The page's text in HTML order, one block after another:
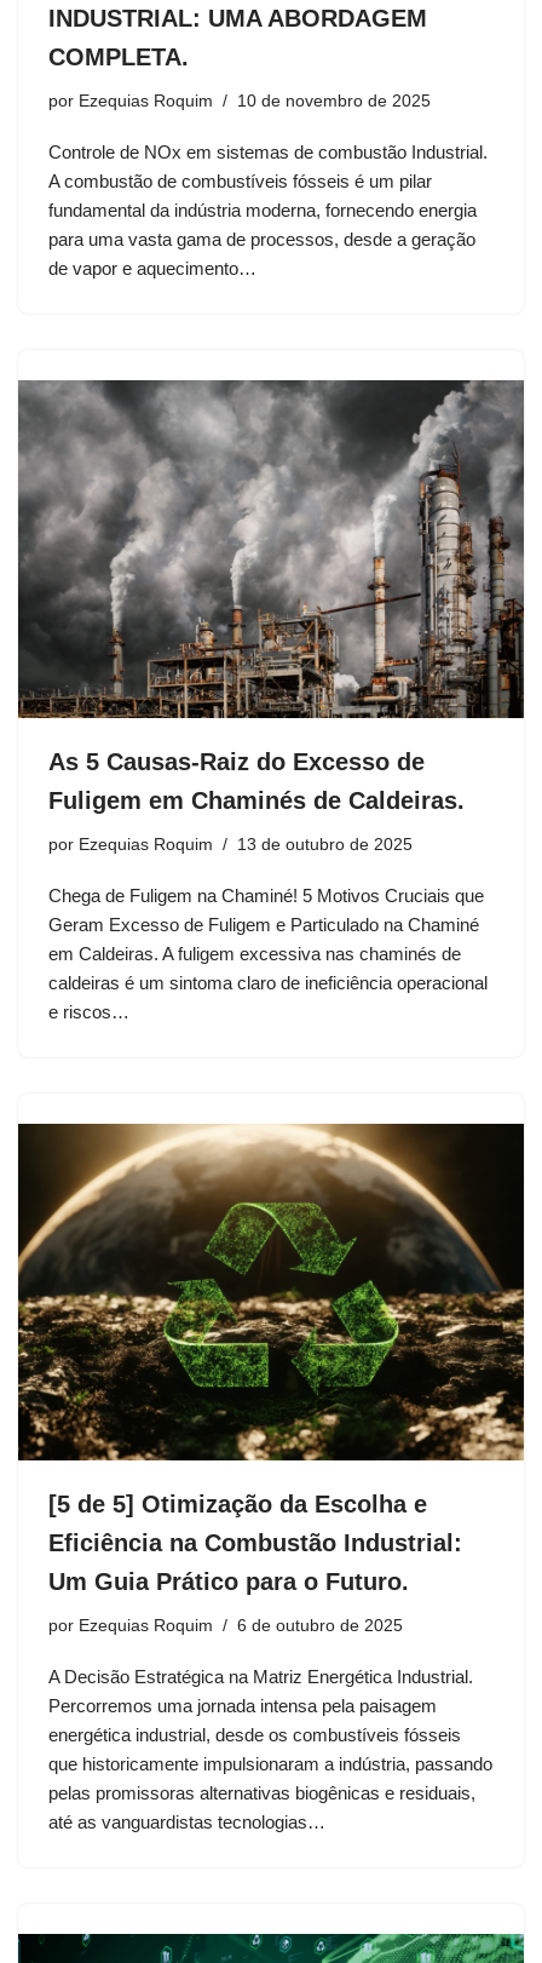
INDUSTRIAL: UMA ABORDAGEM
COMPLETA.
por Ezequias Roquim 10 de novembro de 2025
Controle de NOx em sistemas de combustão Industrial.
A combustão de combustíveis fósseis é um pilar
fundamental da indústria moderna, fornecendo energia
para uma vasta gama de processos, desde a geração
de vapor e aquecimento…
As 5 Causas-Raiz do Excesso de
Fuligem em Chaminés de Caldeiras.
por Ezequias Roquim 13 de outubro de 2025
Chega de Fuligem na Chaminé! 5 Motivos Cruciais que
Geram Excesso de Fuligem e Particulado na Chaminé
em Caldeiras. A fuligem excessiva nas chaminés de
caldeiras é um sintoma claro de ineficiência operacional
e riscos…
[5 de 5] Otimização da Escolha e
Eficiência na Combustão Industrial:
Um Guia Prático para o Futuro.
por Ezequias Roquim 6 de outubro de 2025
A Decisão Estratégica na Matriz Energética Industrial.
Percorremos uma jornada intensa pela paisagem
energética industrial, desde os combustíveis fósseis
que historicamente impulsionaram a indústria, passando
pelas promissoras alternativas biogênicas e residuais,
até as vanguardistas tecnologias…